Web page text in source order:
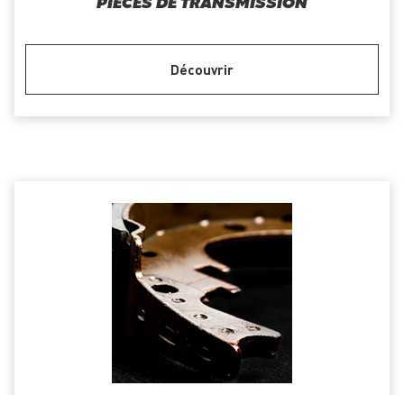
PIÈCES DE TRANSMISSION
Découvrir